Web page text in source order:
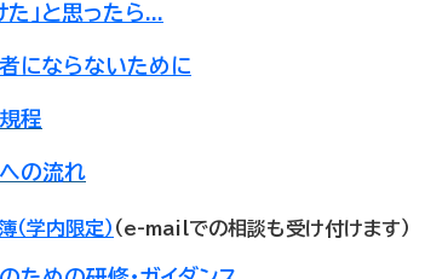
た」と思ったら...
にならないために
程
の流れ
（学内限定） （e-mailでの相談も受け付けます）